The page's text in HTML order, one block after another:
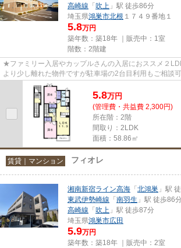
高崎線 「 吹上 」駅 徒歩86分
埼玉県鴻巣市北根 １７４９番地１
5.8万円
築年数：築18年 ｜販売中： 1室
階数：2階建
★ファミリー入居やカップルさんの入居におススメ２
より少し離れた物件ですが駐車場の2台目利用もご相談
お気軽にお問い合わせください(*^-^*)
5.8万円
(管理費・共益費 2,300円)
所在階：2階
間取り：2LDK
面積：58.86㎡
賃貸｜マンション フィオレ
湘南新宿ライン高海 「 北鴻巣 」駅
東武伊勢崎線 「 南羽生 」駅 徒歩86
高崎線 「 吹上 」駅 徒歩87分
埼玉県鴻巣市広田
5.9万円
築年数：築18年 ｜販売中： 2室